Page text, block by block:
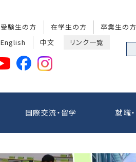
受験生の方 在学生の方 卒業生の方
English
中文 リンク一覧
国際交流・留学 就職